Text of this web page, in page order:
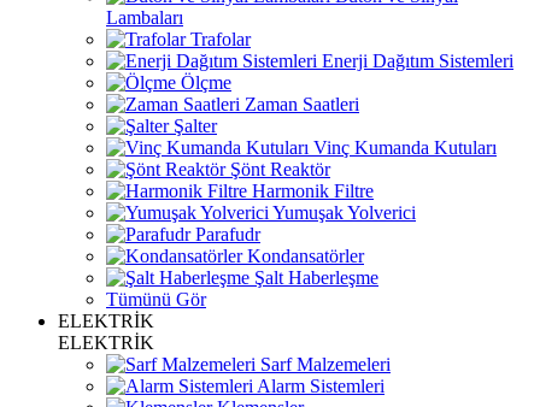
Lambaları
Trafolar
Enerji Dağıtım Sistemleri
Ölçme
Zaman Saatleri
Şalter
Vinç Kumanda Kutuları
Şönt Reaktör
Harmonik Filtre
Yumuşak Yolverici
Parafudr
Kondansatörler
Şalt Haberleşme
Tümünü Gör
ELEKTRİK
ELEKTRİK
Sarf Malzemeleri
Alarm Sistemleri